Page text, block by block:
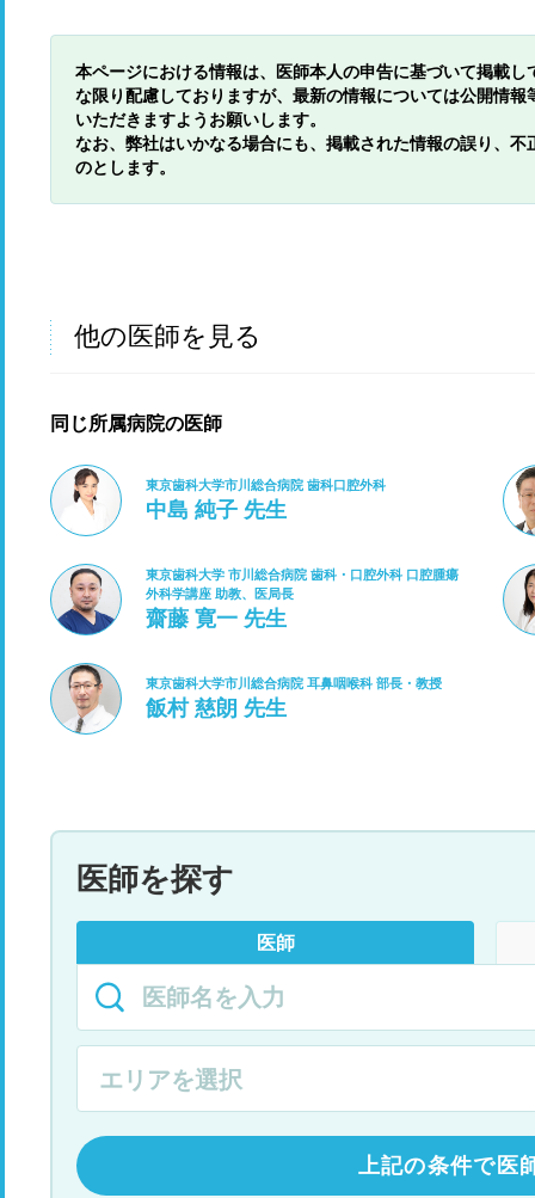
本ページにおける情報は、医師本人の申告に基づいて掲載
な限り配慮しておりますが、最新の情報については公開情
いただきますようお願いします。
なお、弊社はいかなる場合にも、掲載された情報の誤り、
のとします。
他の医師を見る
同じ所属病院の医師
東京歯科大学市川総合病院 歯科口腔外科
中島 純子 先生
東京歯科大学 市川総合病院 歯科・口腔外科 口腔腫瘍
外科学講座 助教、医局長
齋藤 寛一 先生
東京歯科大学市川総合病院 耳鼻咽喉科 部長・教授
飯村 慈朗 先生
医師を探す
医師
上記の条件で医